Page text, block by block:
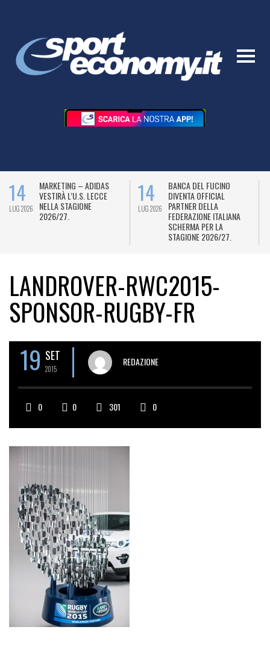
14
LUG 2026
MARKETING – ADIDAS
VESTIRÀ L’U.S. LECCE
NELLA STAGIONE
2026/27.
14
LUG 2026
BANCA DEL FUCINO
DIVENTA OFFICIAL
PARTNER DELLA
FEDERAZIONE ITALIANA
SCHERMA PER LA
STAGIONE 2026/27.
LANDROVER-RWC2015-
SPONSOR-RUGBY-FR
19 SET
2015
REDAZIONE
0 0 301 0